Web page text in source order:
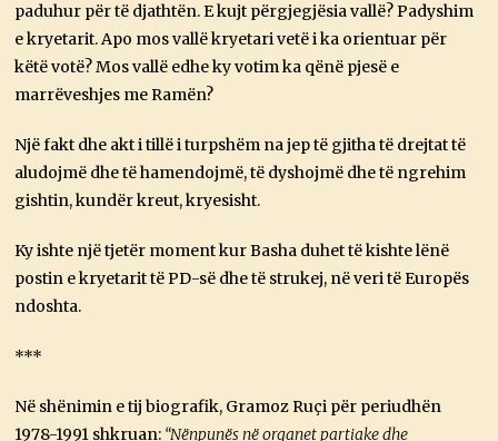
paduhur për të djathtën. E kujt përgjegjësia vallë? Padyshim
e kryetarit. Apo mos vallë kryetari vetë i ka orientuar për
këtë votë? Mos vallë edhe ky votim ka qënë pjesë e
marrëveshjes me Ramën?
Një fakt dhe akt i tillë i turpshëm na jep të gjitha të drejtat të
aludojmë dhe të hamendojmë, të dyshojmë dhe të ngrehim
gishtin, kundër kreut, kryesisht.
Ky ishte një tjetër moment kur Basha duhet të kishte lënë
postin e kryetarit të PD-së dhe të strukej, në veri të Europës
ndoshta.
***
Në shënimin e tij biografik, Gramoz Ruçi për periudhën
1978-1991 shkruan: “Nënpunës në organet partiake dhe